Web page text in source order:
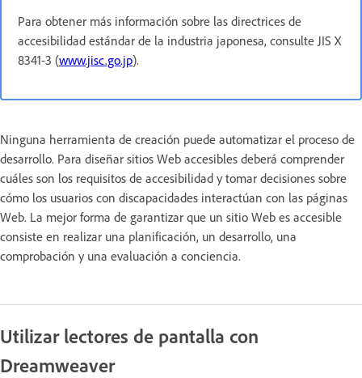
Para obtener más información sobre las directrices de
accesibilidad estándar de la industria japonesa, consulte JIS X
8341-3 (www.jisc.go.jp).
Ninguna herramienta de creación puede automatizar el proceso de
desarrollo. Para diseñar sitios Web accesibles deberá comprender
cuáles son los requisitos de accesibilidad y tomar decisiones sobre
cómo los usuarios con discapacidades interactúan con las páginas
Web. La mejor forma de garantizar que un sitio Web es accesible
consiste en realizar una planificación, un desarrollo, una
comprobación y una evaluación a conciencia.
Utilizar lectores de pantalla con
Dreamweaver